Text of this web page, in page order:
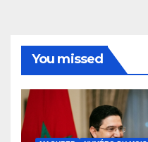
You missed